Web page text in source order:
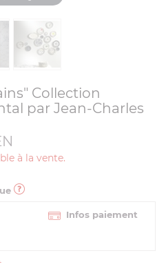
Collection
par Jean-Charles
à la vente.
Infos paiement